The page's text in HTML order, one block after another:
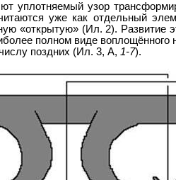
уплотняемый узор
уже как отдельный
«открытую» (Ил. 2). Развитие
полном виде воплощённого
поздних (Ил. 3, А, 1-7).